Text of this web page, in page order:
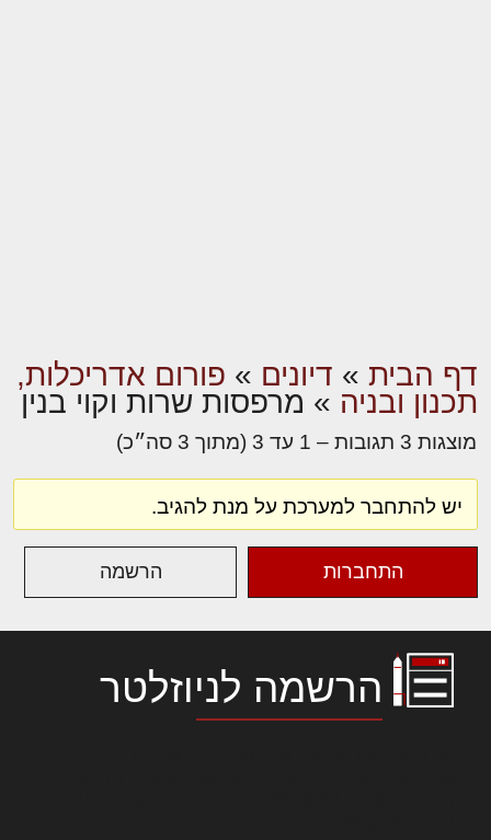
דף הבית » דיונים » פורום אדריכלות,
תכנון ובניה » מרפסות שרות וקוי בנין
מוצגות 3 תגובות – 1 עד 3 (מתוך 3 סה״כ)
יש להתחבר למערכת על מנת להגיב.
התחברות הרשמה
הרשמה לניוזלטר